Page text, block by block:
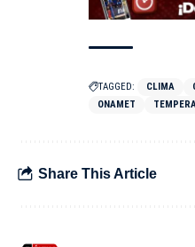
TAGGED: CLIMA
ONAMET
Share This Article